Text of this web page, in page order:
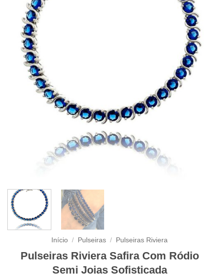
Início / Pulseiras / Pulseiras Riviera
Pulseiras Riviera Safira Com Ródio
Semi Joias Sofisticada